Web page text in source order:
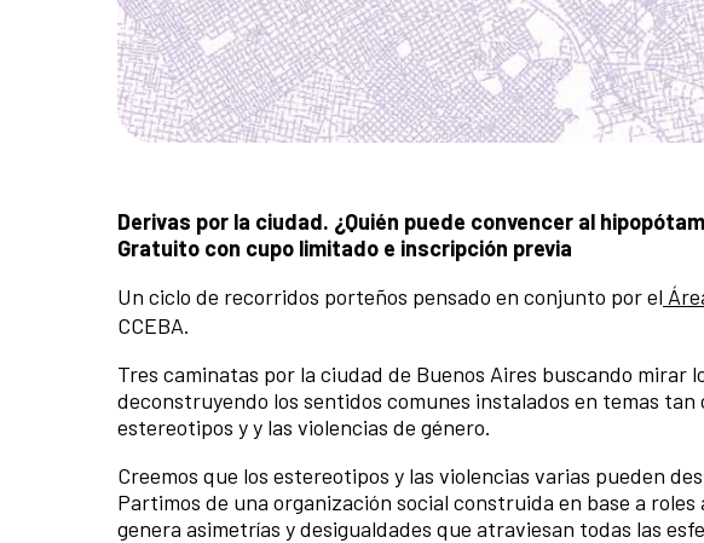
Derivas por la ciudad. ¿Quién puede convencer al
Gratuito con cupo limitado e inscripción previa
Un ciclo de recorridos porteños pensado en conjunto por el
CCEBA.
Tres caminatas por la ciudad de Buenos Aires buscando
deconstruyendo los sentidos comunes instalados en temas
estereotipos y y las violencias de género.
Creemos que los estereotipos y las violencias varias pueden
Partimos de una organización social construida en base a
genera asimetrías y desigualdades que atraviesan todas las